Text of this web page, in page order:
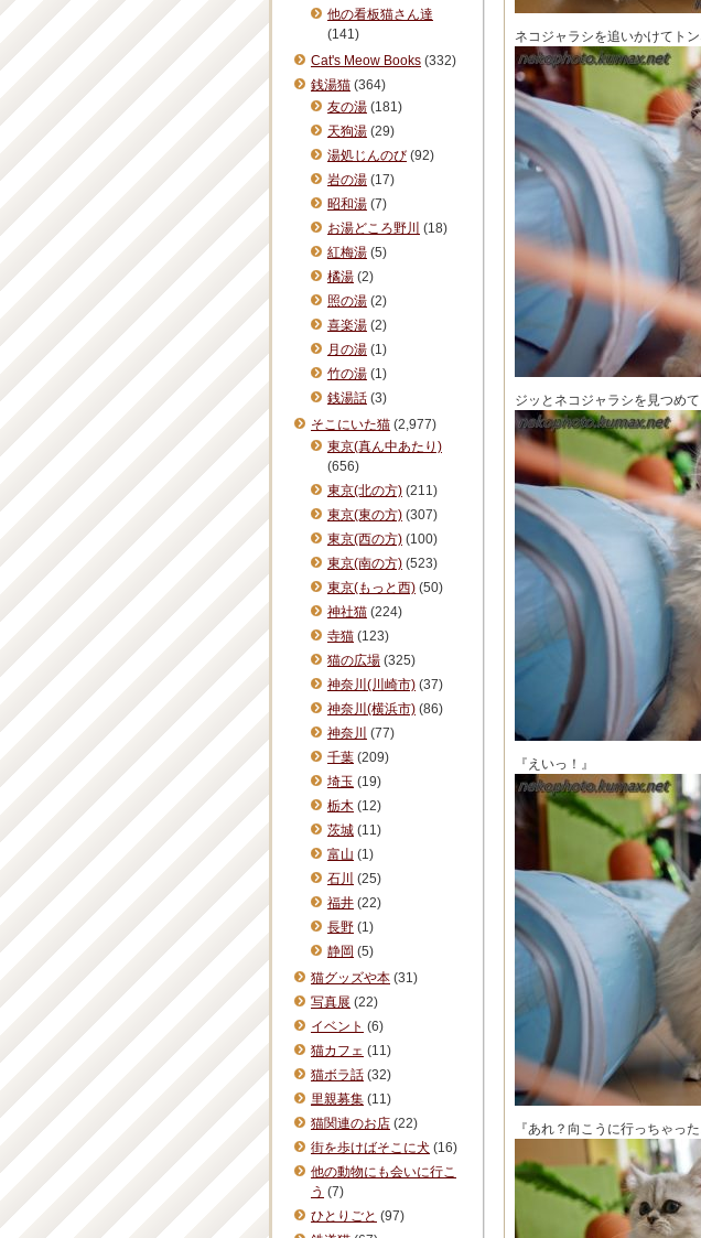
ネコジャラシを追いかけてト
ジッとネコジャラシを見つめ
『えいっ！』
『あれ？向こうに行っちゃっ
他の看板猫さん達
(141)
Cat's Meow Books (332)
銭湯猫 (364)
友の湯 (181)
天狗湯 (29)
湯処じんのび (92)
岩の湯 (17)
昭和湯 (7)
お湯どころ野川 (18)
紅梅湯 (5)
橘湯 (2)
照の湯 (2)
喜楽湯 (2)
月の湯 (1)
竹の湯 (1)
銭湯話 (3)
そこにいた猫 (2,977)
東京(真ん中あたり)
(656)
東京(北の方) (211)
東京(東の方) (307)
東京(西の方) (100)
東京(南の方) (523)
東京(もっと西) (50)
神社猫 (224)
寺猫 (123)
猫の広場 (325)
神奈川(川崎市) (37)
神奈川(横浜市) (86)
神奈川 (77)
千葉 (209)
埼玉 (19)
栃木 (12)
茨城 (11)
富山 (1)
石川 (25)
福井 (22)
長野 (1)
静岡 (5)
猫グッズや本 (31)
写真展 (22)
イベント (6)
猫カフェ (11)
猫ボラ話 (32)
里親募集 (11)
猫関連のお店 (22)
街を歩けばそこに犬 (16)
他の動物にも会いに行こ
う (7)
ひとりごと (97)